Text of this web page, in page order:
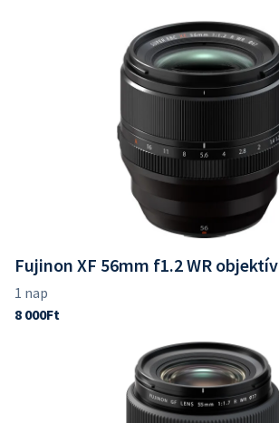
Fujinon XF 56mm f1.2 WR objektív